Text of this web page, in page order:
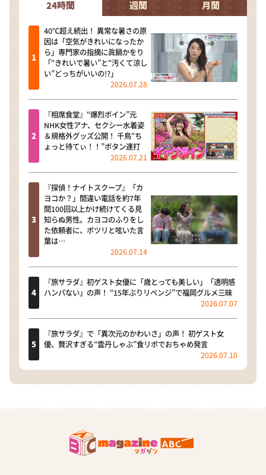
24時間 週間 月間
40℃超え続出！ 異常な暑さの原
因は「空気がきれいになったか
ら」専門家の指摘に眞鍋かをり
「“きれいで暑い”と“汚くて涼し
い”どっちがいいの!?」
2026.07.28
『相席食堂』“爆烈ボイン”元
NHK女性アナ、セクシー水着姿
＆規格外グッズ公開！ 千鳥“ち
ょっと待てぃ！！”ボタン連打
2026.07.21
『探偵！ナイトスクープ』「カ
ヨコか？」間違い電話を約7年
間100回以上かけ続けてくる見
知らぬ男性。カヨコのふりをし
た依頼者に、ポツリと呟いた言
葉は…
2026.07.14
『旅サラダ』初ゲスト女優に「歳とっても美しい」「透明感
ハンパない」の声！ “15年ぶりリベンジ”で福岡グルメ三昧
2026.07.07
『旅サラダ』で「異次元のかわいさ」の声！ 初ゲスト女
優、贅沢すぎる“雲丹しゃぶ”食リポでおちゃめ発言
2026.07.10